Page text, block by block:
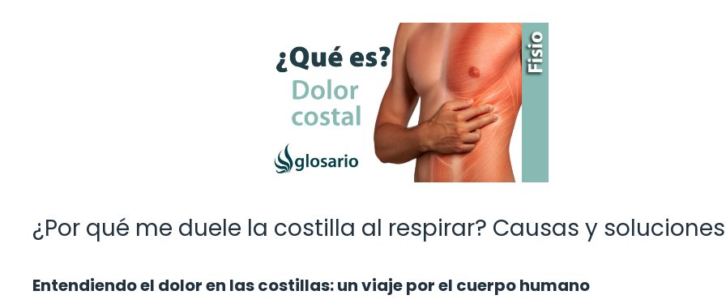
¿Por qué me duele la costilla al respirar? Causas y soluciones
Entendiendo el dolor en las costillas: un viaje por el cuerpo humano